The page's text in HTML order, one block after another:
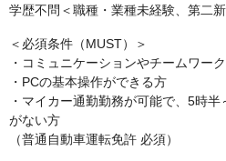
学歴不問＜職種・業種未経験、第二
＜必須条件（MUST）＞
・コミュニケーションやチームワー
・PCの基本操作ができる方
・マイカー通勤勤務が可能で、5時
がない方
（普通自動車運転免許 必須）